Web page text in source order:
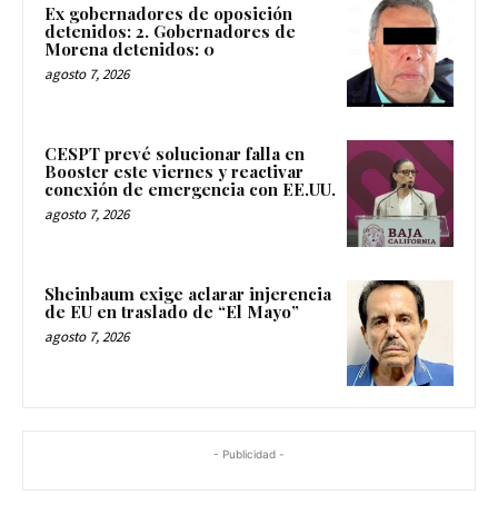
Ex gobernadores de oposición
detenidos: 2. Gobernadores de
Morena detenidos: 0
agosto 7, 2026
CESPT prevé solucionar falla en
Booster este viernes y reactivar
conexión de emergencia con EE.UU.
agosto 7, 2026
Sheinbaum exige aclarar injerencia
de EU en traslado de “El Mayo”
agosto 7, 2026
- Publicidad -